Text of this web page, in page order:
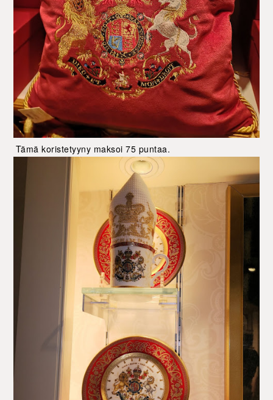
Tämä koristetyyny maksoi 75 puntaa.